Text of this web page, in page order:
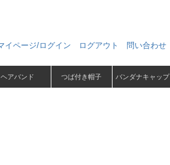
イページ/ログイン ログアウト 問い合わせ
ヘアバンド つば付き帽子 バンダナキャップ